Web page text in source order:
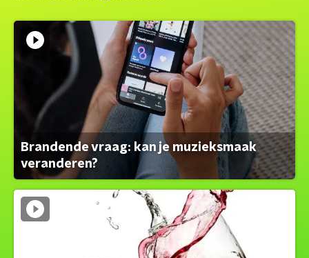
Brandende vraag: kan je muzieksmaak
veranderen?